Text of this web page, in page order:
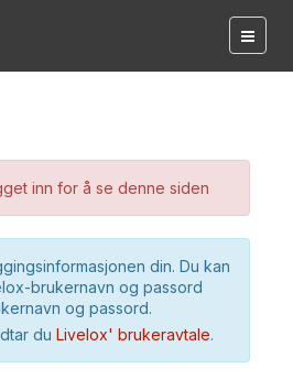
inn for å se denne siden
din. Du kan
brukernavn og passord
og passord.
du Livelox' brukeravtale.